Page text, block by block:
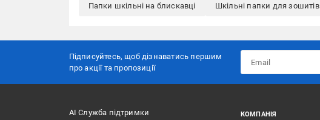
Папки шкільні на блискавці Шкільні папки для зошитів
Підписуйтесь, щоб дізнаватись першим
про акції та пропозиції
АІ Служба підтримки
КОМПАНІЯ